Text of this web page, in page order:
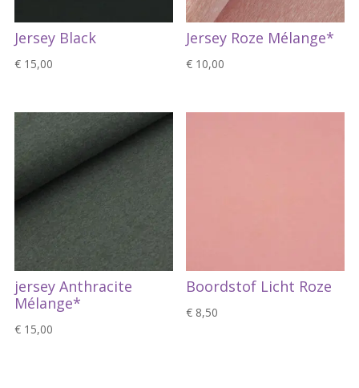
Jersey Black
€15,00
Jersey Roze Mélange*
€ 10,00
jersey Anthracite
Mélange*
€15,00
Boordstof Licht Roze
€ 8,50